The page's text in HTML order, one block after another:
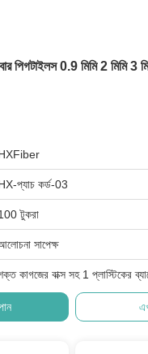
পিগটাইলস 0.9 মিমি 2 মিমি 3
প্যাচ কর্ড-03
টুকরা
সাপেক্ষ
কাগজের বাক্স সহ 1 প্লাস্টিকের